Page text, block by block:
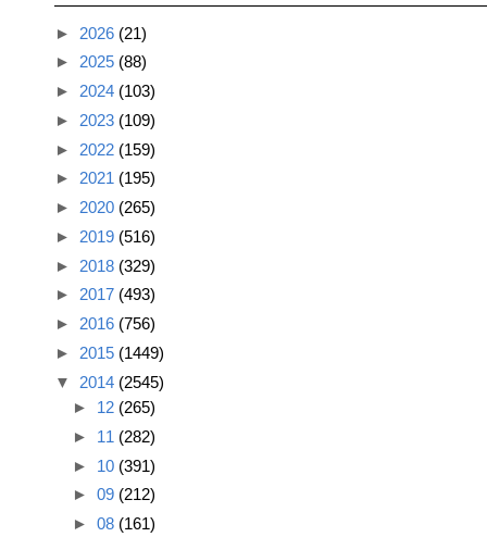
► 2026 (21)
► 2025 (88)
► 2024 (103)
► 2023 (109)
► 2022 (159)
► 2021 (195)
► 2020 (265)
► 2019 (516)
► 2018 (329)
► 2017 (493)
► 2016 (756)
► 2015 (1449)
▼ 2014 (2545)
► 12 (265)
► 11 (282)
► 10 (391)
► 09 (212)
► 08 (161)